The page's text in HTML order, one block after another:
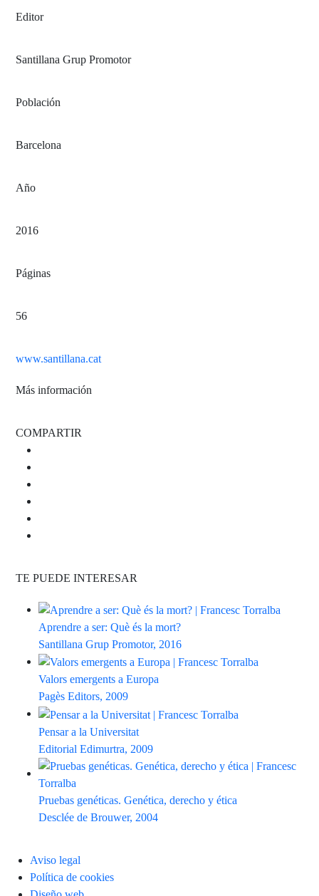
Editor
Santillana Grup Promotor
Población
Barcelona
Año
2016
Páginas
56
www.santillana.cat
Más información
COMPARTIR
TE PUEDE INTERESAR
Aprendre a ser: Què és la mort?
Santillana Grup Promotor, 2016
Valors emergents a Europa
Pagès Editors, 2009
Pensar a la Universitat
Editorial Edimurtra, 2009
Pruebas genéticas. Genética, derecho y ética
Desclée de Brouwer, 2004
Aviso legal
Política de cookies